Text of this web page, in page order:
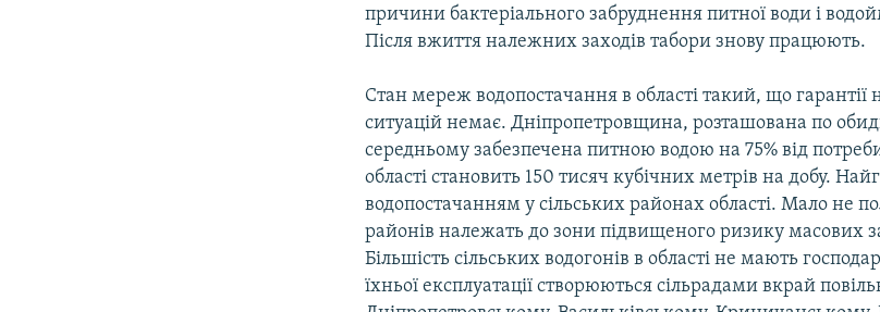
причини бактеріального забруднення питної води і
Після вжиття належних заходів табори знову працюють.
Стан мереж водопостачання в області такий, що гарантії
ситуацій немає. Дніпропетровщина, розташована по
середньому забезпечена питною водою на 75% від
області становить 150 тисяч кубічних метрів на добу.
водопостачанням у сільських районах області. Мало не
районів належать до зони підвищеного ризику масових
Більшість сільських водогонів в області не мають
їхньої експлуатації створюються сільрадами вкрай